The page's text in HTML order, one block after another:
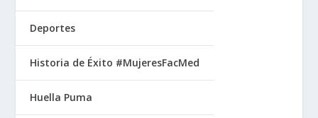
Deportes
Historia de Éxito #MujeresFacMed
Huella Puma